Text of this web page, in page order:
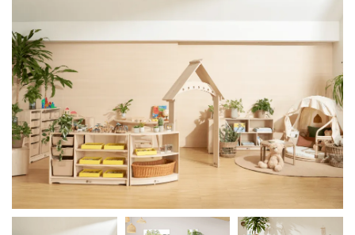
Sprawy
Pobierz
Skontaktuj Się Z Nami
Blogi